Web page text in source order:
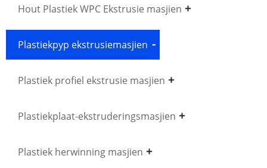
Hout Plastiek WPC Ekstrusie masjien
Plastiekpyp ekstrusiemasjien
Plastiek profiel ekstrusie masjien
Plastiekplaat-ekstruderingsmasjien
Plastiek herwinning masjien